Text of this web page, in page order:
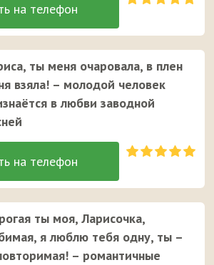
ты меня очаровала, в плен
взяла! – молодой человек
в любви заводной
ты моя, Ларисочка,
я люблю тебя одну, ты –
– романтичные